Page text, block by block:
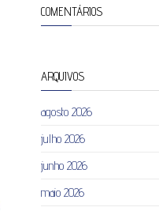
COMENTÁRIOS
ARQUIVOS
agosto 2026
julho 2026
junho 2026
maio 2026